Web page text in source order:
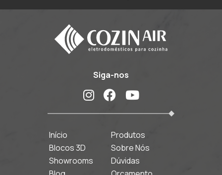
Siga-nos
Início
Produtos
Blocos 3D
Sobre Nós
Showrooms
Dúvidas